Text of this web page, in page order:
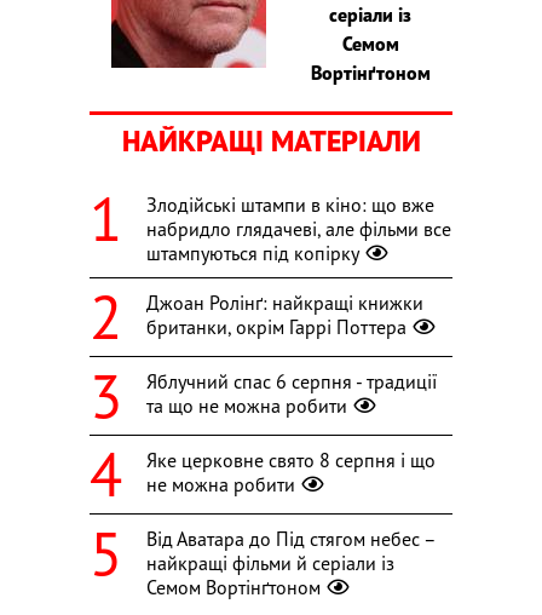
серіали із
Семом
Вортінґтоном
НАЙКРАЩІ МАТЕРІАЛИ
Злодійські штампи в кіно: що вже
набридло глядачеві, але фільми все
штампуються під копірку
Джоан Ролінґ: найкращі книжки
британки, окрім Гаррі Поттера
Яблучний спас 6 серпня - традиції
та що не можна робити
Яке церковне свято 8 серпня і що
не можна робити
Від Аватара до Під стягом небес –
найкращі фільми й серіали із
Семом Вортінґтоном